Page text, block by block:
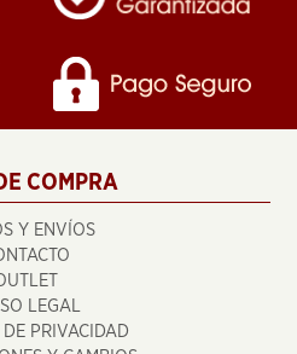
COMPRA
Y ENVÍOS
LEGAL
PRIVACIDAD